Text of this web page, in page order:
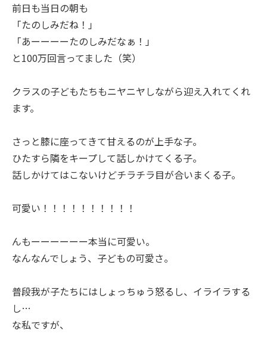
前日も当日の朝も
「たのしみだね！」
「あーーーーたのしみだなぁ！」
と100万回言ってました（笑）
クラスの子どもたちもニヤニヤしながら迎え入れてくれ
ます。
さっと膝に座ってきて甘えるのが上手な子。
ひたすら隣をキープして話しかけてくる子。
話しかけてはこないけどチラチラ目が合いまくる子。
可愛い！！！！！！！！！！
んもーーーーーー本当に可愛い。
なんなんでしょう、子どもの可愛さ。
普段我が子たちにはしょっちゅう怒るし、イライラする
し…
な私ですが、